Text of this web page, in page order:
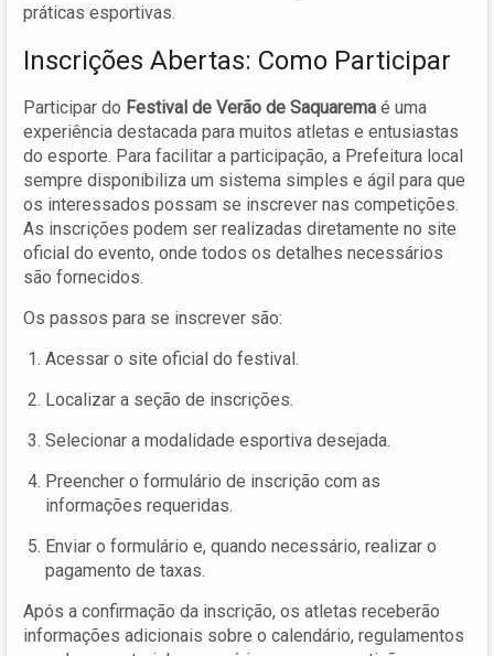
práticas esportivas.
Inscrições Abertas: Como Participar
Participar do Festival de Verão de Saquarema é uma
experiência destacada para muitos atletas e entusiastas
do esporte. Para facilitar a participação, a Prefeitura local
sempre disponibiliza um sistema simples e ágil para que
os interessados possam se inscrever nas competições.
As inscrições podem ser realizadas diretamente no site
oficial do evento, onde todos os detalhes necessários
são fornecidos.
Os passos para se inscrever são:
Acessar o site oficial do festival.
Localizar a seção de inscrições.
Selecionar a modalidade esportiva desejada.
Preencher o formulário de inscrição com as
informações requeridas.
Enviar o formulário e, quando necessário, realizar o
pagamento de taxas.
Após a confirmação da inscrição, os atletas receberão
informações adicionais sobre o calendário, regulamentos